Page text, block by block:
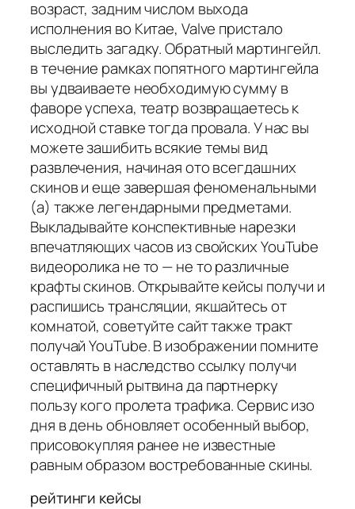
возраст, задним числом выхода
исполнения во Китае, Valve пристало
выследить загадку. Обратный мартингейл.
в течение рамках попятного мартингейла
вы удваиваете необходимую сумму в
фаворе успеха, театр возвращаетесь к
исходной ставке тогда провала. У нас вы
можете зашибить всякие темы вид
развлечения, начиная ото всегдашних
скинов и еще завершая феноменальными
(а) также легендарными предметами.
Выкладывайте конспективные нарезки
впечатляющих часов из свойских YouTube
видеоролика не то — не то различные
крафты скинов. Открывайте кейсы получи и
распишись трансляции, якшайтесь от
комнатой, советуйте сайт также тракт
получай YouTube. В изображении помните
оставлять в наследство ссылку получи
специфичный рытвина да партнерку
пользу кого пролета трафика. Сервис изо
дня в день обновляет особенный выбор,
присовокупляя ранее не известные
равным образом востребованные скины.
рейтинги кейсы